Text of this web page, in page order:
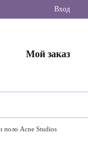
Вход
Мой заказ
поло Acne Studios